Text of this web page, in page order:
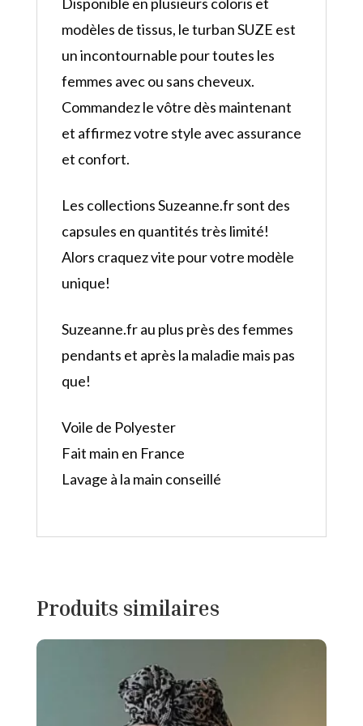
modèles de tissus, le turban SUZE est
un incontournable pour toutes les
femmes avec ou sans cheveux.
Commandez le vôtre dès maintenant
et affirmez votre style avec assurance
et confort.
Les collections Suzeanne.fr sont des
capsules en quantités très limité!
Alors craquez vite pour votre modèle
unique!
Suzeanne.fr au plus près des femmes
pendants et après la maladie mais pas
que!
Voile de Polyester
Fait main en France
Lavage à la main conseillé
Produits similaires